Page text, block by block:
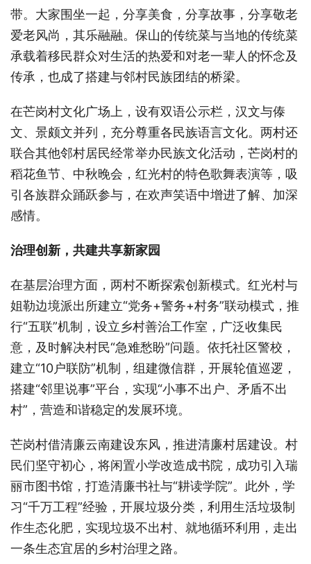
带。大家围坐一起，分享美食，分享故事，分享敬老
爱老风尚，其乐融融。保山的传统菜与当地的传统菜
承载着移民群众对生活的热爱和对老一辈人的怀念及
传承，也成了搭建与邻村民族团结的桥梁。
在芒岗村文化广场上，设有双语公示栏，汉文与傣
文、景颇文并列，充分尊重各民族语言文化。两村还
联合其他邻村居民经常举办民族文化活动，芒岗村的
稻花鱼节、中秋晚会，红光村的特色歌舞表演等，吸
引各族群众踊跃参与，在欢声笑语中增进了解、加深
感情。
治理创新，共建共享新家园
在基层治理方面，两村不断探索创新模式。红光村与
姐勒边境派出所建立“党务+警务+村务”联动模式，推
行“五联”机制，设立乡村善治工作室，广泛收集民
意，及时解决村民“急难愁盼”问题。依托社区警校，
建立“10户联防”机制，组建微信群，开展轮值巡逻，
搭建“邻里说事”平台，实现“小事不出户、矛盾不出
村”，营造和谐稳定的发展环境。
芒岗村借清廉云南建设东风，推进清廉村居建设。村
民们坚守初心，将闲置小学改造成书院，成功引入瑞
丽市图书馆，打造清廉书社与“耕读学院”。此外，学
习“千万工程”经验，开展垃圾分类，利用生活垃圾制
作生态化肥，实现垃圾不出村、就地循环利用，走出
一条生态宜居的乡村治理之路。